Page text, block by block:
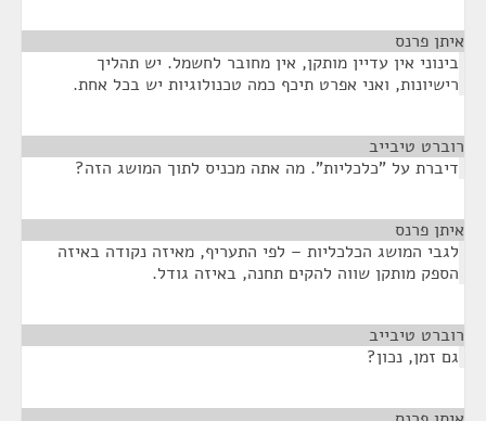
איתן פרנס
בינוני אין עדיין מותקן, אין מחובר לחשמל. יש תהליך
רישיונות, ואני אפרט תיכף כמה טכנולוגיות יש בכל אחת.
רוברט טיבייב
דיברת על "כלכליות". מה אתה מכניס לתוך המושג הזה?
איתן פרנס
לגבי המושג הכלכליות – לפי התעריף, מאיזה נקודה באיזה
הספק מותקן שווה להקים תחנה, באיזה גודל.
רוברט טיבייב
גם זמן, נכון?